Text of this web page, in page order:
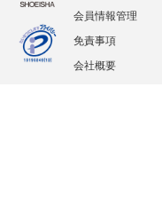
会員情報管理
免責事項
会社概要